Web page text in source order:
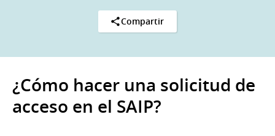
Compartir
¿Cómo hacer una solicitud de
acceso en el SAIP?